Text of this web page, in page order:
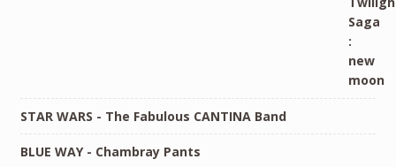
STAR WARS - The Fabulous CANTINA Band
BLUE WAY - Chambray Pants